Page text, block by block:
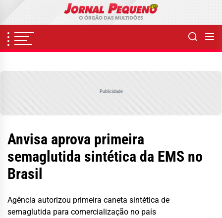
content
Publicidade
Anvisa aprova primeira
semaglutida sintética da EMS no
Brasil
Agência autorizou primeira caneta sintética de
semaglutida para comercialização no país